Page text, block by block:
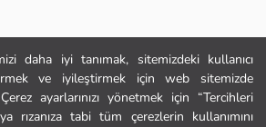
daha iyi tanımak, sitemizdeki kullanıcı
ve iyileştirmek için web sitemizde
ayarlarınızı yönetmek için “Tercihleri
rızanıza tabi tüm çerezlerin kullanımını